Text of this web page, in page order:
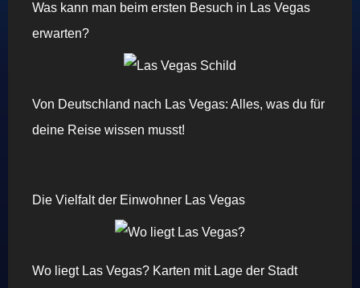
Was kann man beim ersten Besuch in Las Vegas
erwarten?
Von Deutschland nach Las Vegas: Alles, was du für
deine Reise wissen musst!
Die Vielfalt der Einwohner Las Vegas
Wo liegt Las Vegas? Karten mit Lage der Stadt